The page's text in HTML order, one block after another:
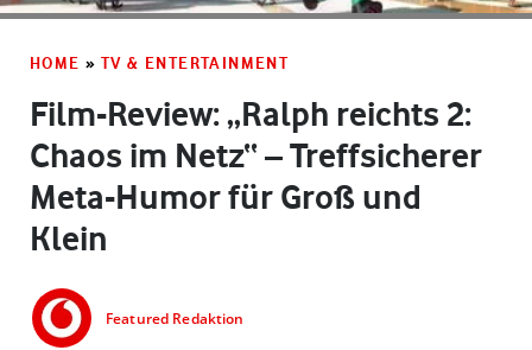
HOME » TV & ENTERTAINMENT
Film-Review: „Ralph reichts 2:
Chaos im Netz“ – Treffsicherer
Meta-Humor für Groß und
Klein
Featured Redaktion